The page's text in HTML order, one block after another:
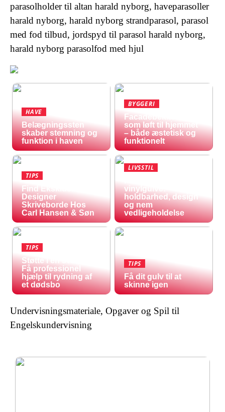
parasolholder til altan harald nyborg, haveparasoller
harald nyborg, harald nyborg strandparasol, parasol
med fod tilbud, jordspyd til parasol harald nyborg,
harald nyborg parasolfod med hjul
HAVE
Belægningssten
skaber stemning og
funktion i haven
BYGGERI
Facadebeklædning
som løft til hjemmet
– både æstetisk og
funktionelt
TIPS
Find Eksklusive
Designer
Skriveborde Hos
Carl Hansen & Søn
LIVSSTIL
vinylgulve:
holdbarhed, design
og nem
vedligeholdelse
TIPS
Støtte i en svær tid:
Få professionel
hjælp til rydning af
et dødsbo
TIPS
Få dit gulv til at
skinne igen
Undervisningsmateriale, Opgaver og Spil til
Engelskundervisning